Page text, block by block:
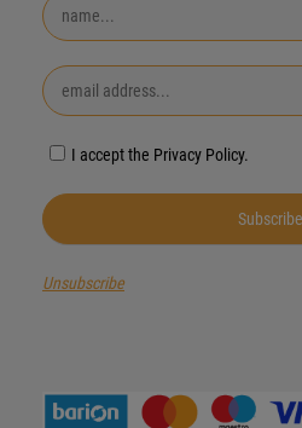
I accept the Privacy Policy.
Unsubscribe